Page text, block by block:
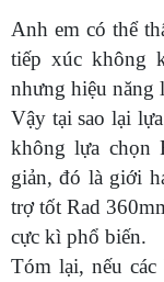
Anh em có thể
tiếp xúc không
nhưng hiệu năng
Vậy tại sao lại
không lựa chọn
giản, đó là giới
trợ tốt Rad
cực kì phổ biến.
Tóm lại, nếu